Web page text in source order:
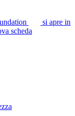
si apre in
scheda